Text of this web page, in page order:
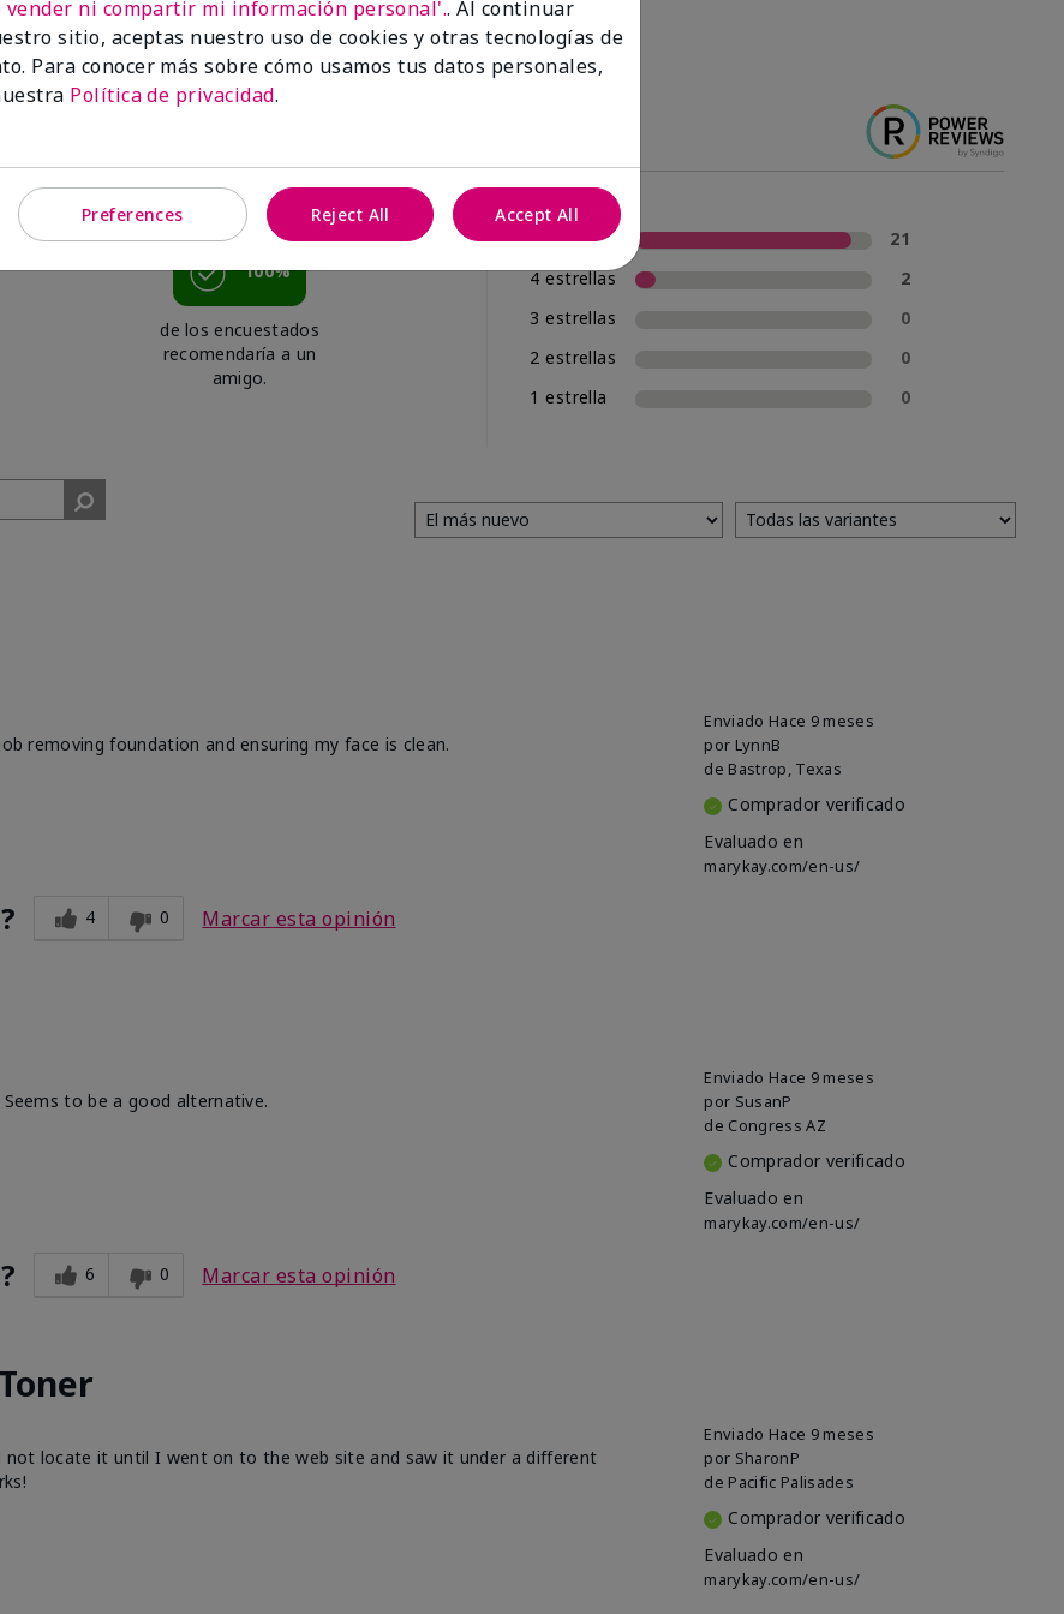
100%
de los encuestados
recomendaría a un
amigo.
5 estrellas
21
4 estrellas
2
3 estrellas
0
2 estrellas
0
1 estrella
0
Enviado Hace 9 meses
por LynnB
de Bastrop, Texas
Comprador verificado
Evaluado en
marykay.com/en-us/
removing foundation and ensuring my face is clean.
4 0 Marcar esta opinión
Enviado Hace 9 meses
por SusanP
de Congress AZ
Comprador verificado
Evaluado en
marykay.com/en-us/
to be a good alternative.
6 0 Marcar esta opinión
Enviado Hace 9 meses
por SharonP
de Pacific Palisades
Comprador verificado
Evaluado en
marykay.com/en-us/
not locate it until I went on to the web site and saw it under a different
vender ni compartir mi información personal'.. Al continuar
sitio, aceptas nuestro uso de cookies y otras tecnologías de
Para conocer más sobre cómo usamos tus datos personales,
Política de privacidad.
Preferences Reject All Accept All